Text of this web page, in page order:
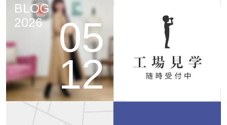
BLOG
2026
05
12